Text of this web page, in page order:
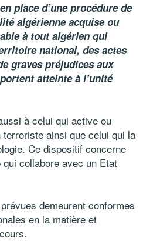
place d’une procédure de
algérienne acquise ou
à tout algérien qui
national, des actes
graves préjudices aux
atteinte à l’unité
à celui qui active ou
ainsi que celui qui la
Ce dispositif concerne
collabore avec un Etat
demeurent conformes
en la matière et